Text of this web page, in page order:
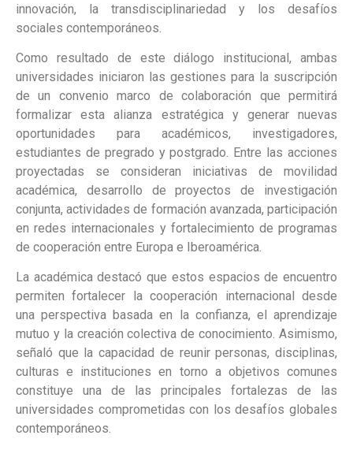
innovación, la transdisciplinariedad y los desafíos
sociales contemporáneos.
Como resultado de este diálogo institucional, ambas
universidades iniciaron las gestiones para la suscripción
de un convenio marco de colaboración que permitirá
formalizar esta alianza estratégica y generar nuevas
oportunidades para académicos, investigadores,
estudiantes de pregrado y postgrado. Entre las acciones
proyectadas se consideran iniciativas de movilidad
académica, desarrollo de proyectos de investigación
conjunta, actividades de formación avanzada, participación
en redes internacionales y fortalecimiento de programas
de cooperación entre Europa e Iberoamérica.
La académica destacó que estos espacios de encuentro
permiten fortalecer la cooperación internacional desde
una perspectiva basada en la confianza, el aprendizaje
mutuo y la creación colectiva de conocimiento. Asimismo,
señaló que la capacidad de reunir personas, disciplinas,
culturas e instituciones en torno a objetivos comunes
constituye una de las principales fortalezas de las
universidades comprometidas con los desafíos globales
contemporáneos.